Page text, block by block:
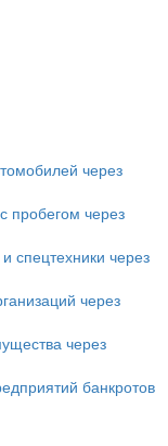
через
пробегом через
спецтехники через
через
через
банкротов